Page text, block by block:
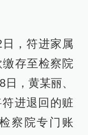
，符进家属
存至检察院
，黄某丽、
进退回的赃
察院专门账